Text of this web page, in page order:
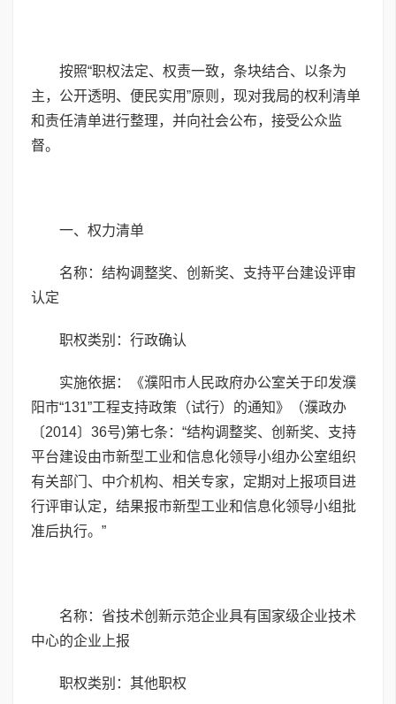
按照“职权法定、权责一致，条块结合、以条为
主，公开透明、便民实用”原则，现对我局的权利清单
和责任清单进行整理，并向社会公布，接受公众监
督。
一、权力清单
名称：结构调整奖、创新奖、支持平台建设评审
认定
职权类别：行政确认
实施依据：《濮阳市人民政府办公室关于印发濮
阳市“131”工程支持政策（试行）的通知》（濮政办
〔2014〕36号)第七条：“结构调整奖、创新奖、支持
平台建设由市新型工业和信息化领导小组办公室组织
有关部门、中介机构、相关专家，定期对上报项目进
行评审认定，结果报市新型工业和信息化领导小组批
准后执行。”
名称：省技术创新示范企业具有国家级企业技术
中心的企业上报
职权类别：其他职权